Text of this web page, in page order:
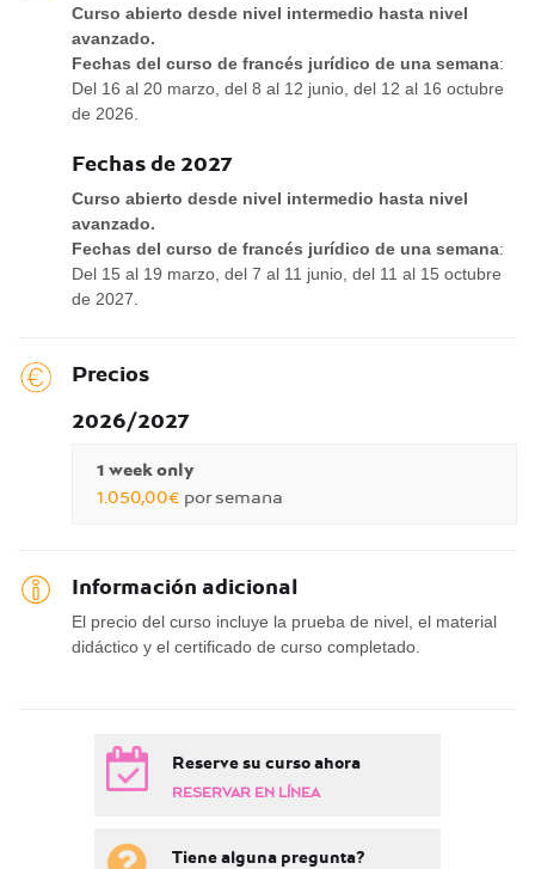
Curso abierto desde nivel intermedio hasta nivel
avanzado.
Fechas del curso de francés jurídico de una semana:
Del 16 al 20 marzo, del 8 al 12 junio, del 12 al 16 octubre
de 2026.
Fechas de 2027
Curso abierto desde nivel intermedio hasta nivel
avanzado.
Fechas del curso de francés jurídico de una semana:
Del 15 al 19 marzo, del 7 al 11 junio, del 11 al 15 octubre
de 2027.
Precios
2026/2027
1 week only
1.050,00€ por semana
Información adicional
El precio del curso incluye la prueba de nivel, el material
didáctico y el certificado de curso completado.
Reserve su curso ahora
RESERVAR EN LÍNEA
Tiene alguna pregunta?